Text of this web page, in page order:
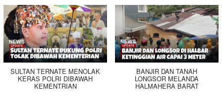
SULTAN TERNATE MENOLAK
KERAS POLRI DIBAWAH
KEMENTRIAN
BANJIR DAN TANAH
LONGSOR MELANDA
HALMAHERA BARAT